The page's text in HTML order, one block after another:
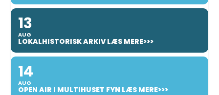
13
AUG
LOKALHISTORISK ARKIV LÆS MERE>>>
14
AUG
OPEN AIR I MULTIHUSET FYN LÆS MERE>>>